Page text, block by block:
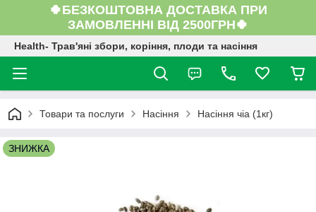
🍀БЕЗКОШТОВНА ДОСТАВКА ПРИ
ЗАМОВЛЕННІ ВІД 2500ГРН🍀
Health- Трав'яні збори, коріння, плоди та насіння
Товари та послуги Насіння Насіння чіа (1кг)
ЗНИЖКА